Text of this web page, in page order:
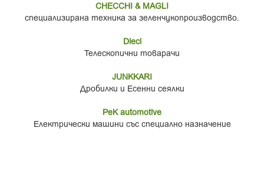
CHECCHI & MAGLI
специализирана техника за зеленчукопроизводство.
Dieci
Телескопични товарачи
JUNKKARI
Дробилки и Есенни сеялки
PeK automotive
Електрически машини със специално назначение